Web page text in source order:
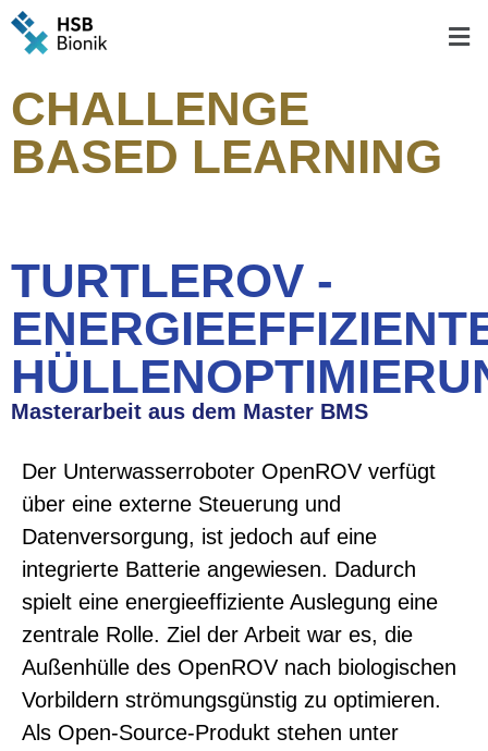
CHALLENGE
BASED LEARNING
TURTLEROV -
Masterarbeit aus dem Master BMS
Der Unterwasserroboter OpenROV verfügt
über eine externe Steuerung und
Datenversorgung, ist jedoch auf eine
integrierte Batterie angewiesen. Dadurch
spielt eine energieeffiziente Auslegung eine
zentrale Rolle. Ziel der Arbeit war es, die
Außenhülle des OpenROV nach biologischen
Vorbildern strömungsgünstig zu optimieren.
Als Open-Source-Produkt stehen unter